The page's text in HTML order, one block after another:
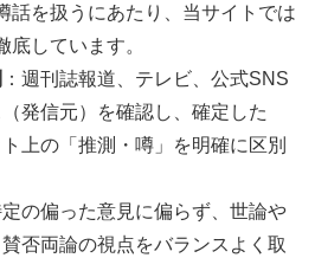
話を扱うにあたり、当サイトでは
底しています。
：週刊誌報道、テレビ、公式SNS
発信元）を確認し、確定した
ト上の「推測・噂」を明確に区別
定の偏った意見に偏らず、世論や
否両論の視点をバランスよく取